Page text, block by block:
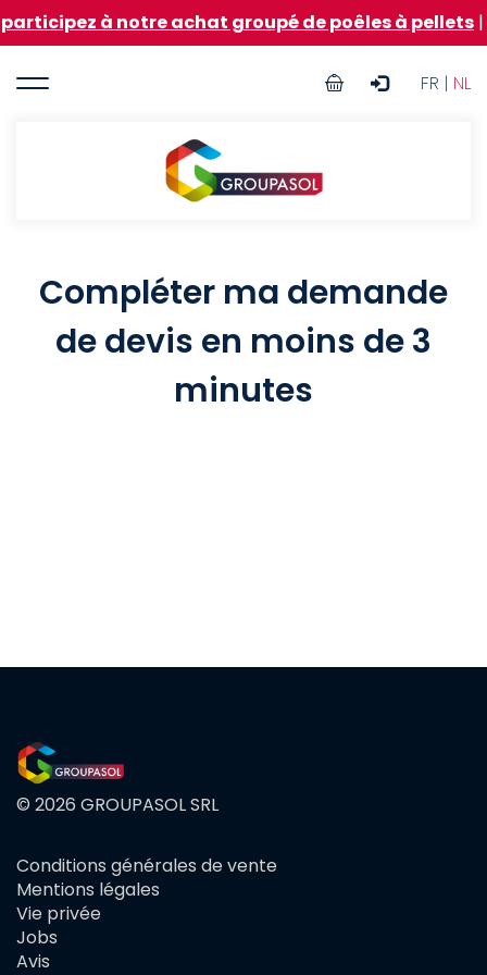
Aller
au
principal
à notre achat groupé de poêles à pellets|
FR | NL
User
Groupasol
Compléter ma demande
de devis en moins de 3
minutes
© 2026 GROUPASOL SRL
FOOTER
MENU
Conditions générales de vente
Mentions légales
Vie privée
Jobs
Avis